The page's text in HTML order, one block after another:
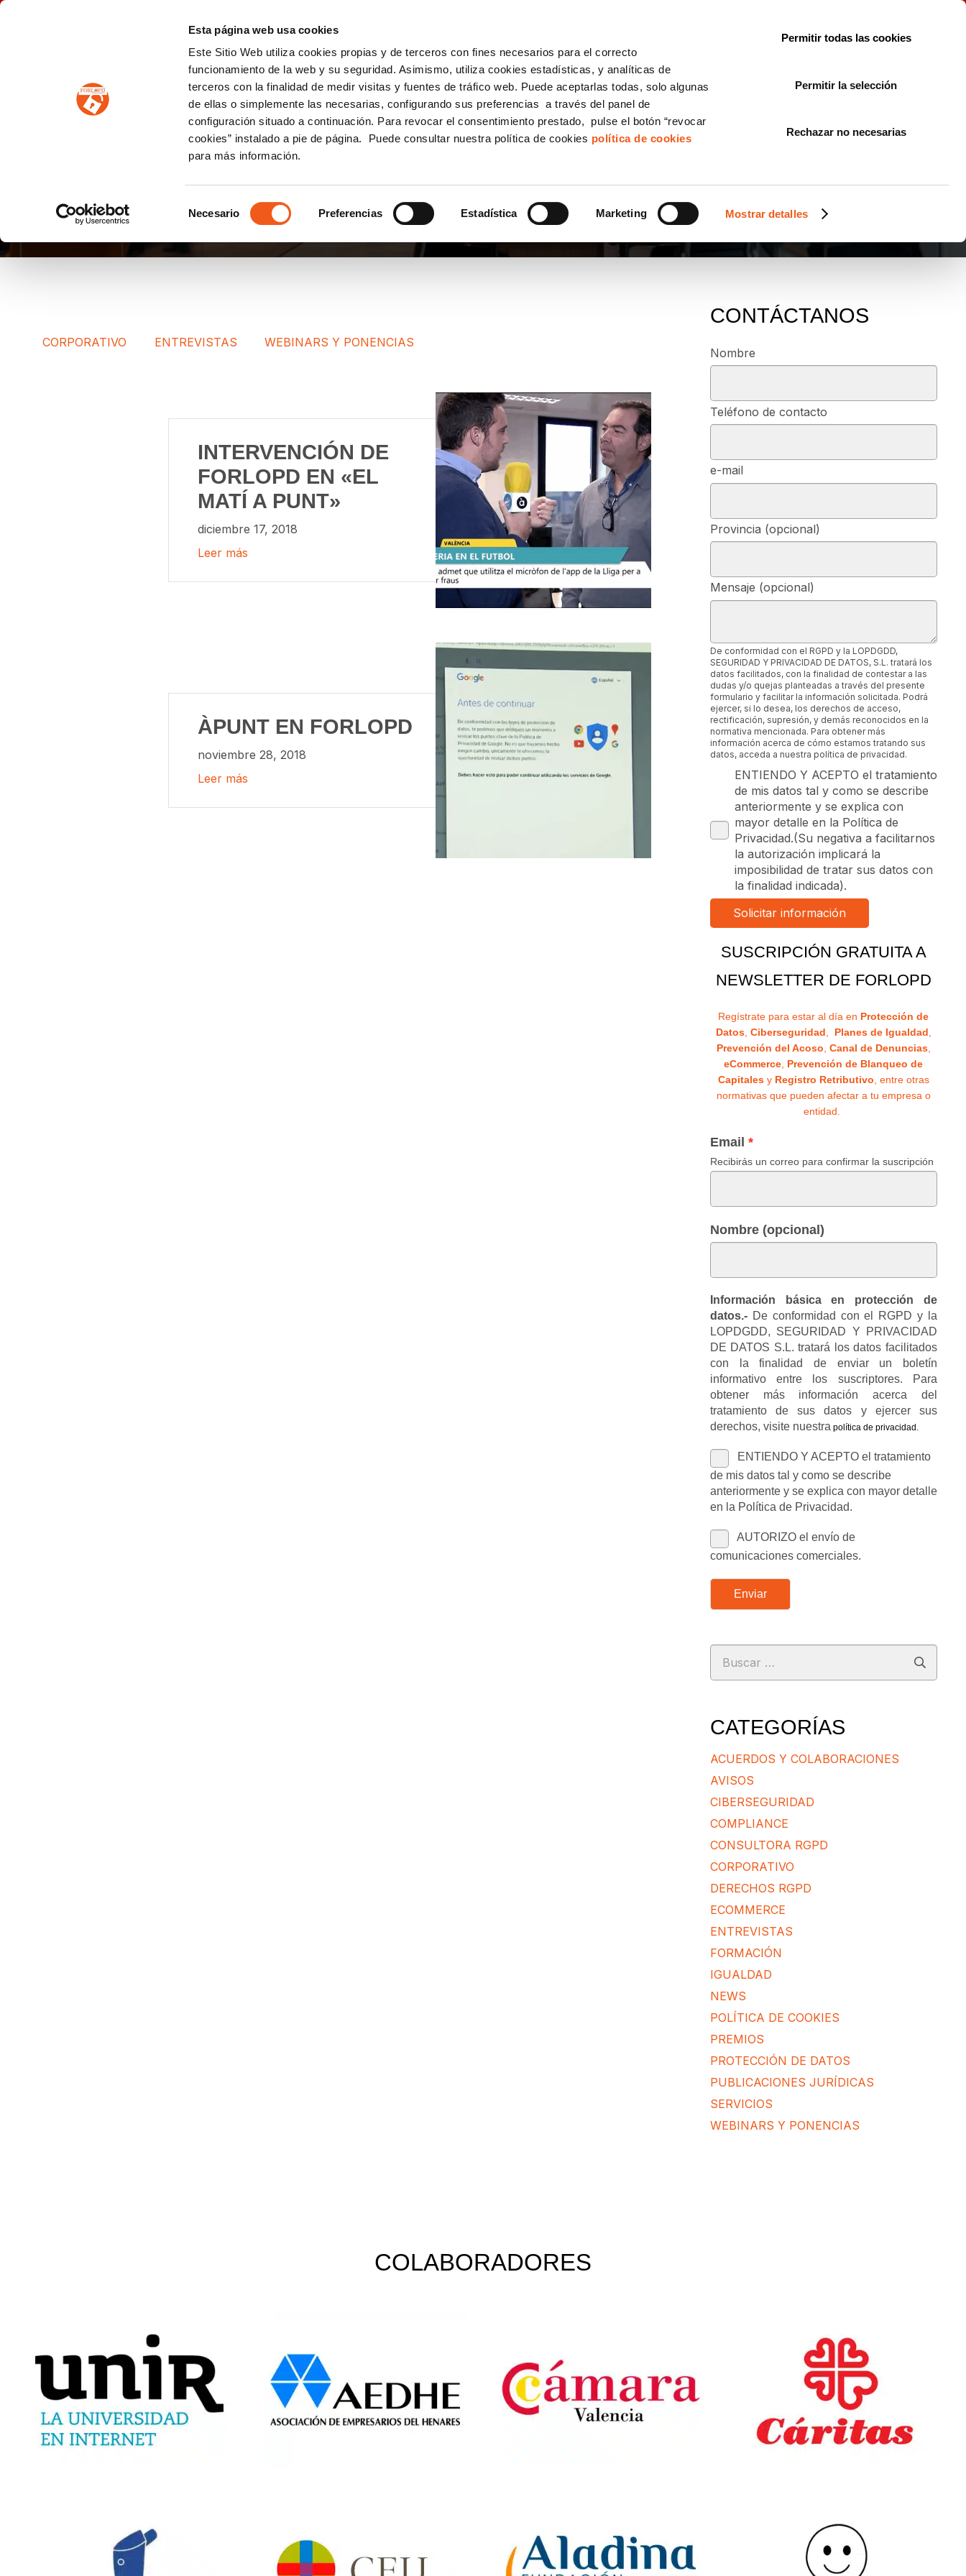
Esta página web usa cookies
Este Sitio Web utiliza cookies propias y de terceros con fines necesarios para el correcto
funcionamiento de la web y su seguridad. Asimismo, utiliza cookies estadísticas, y analíticas de
terceros con la finalidad de medir visitas y fuentes de tráfico web. Puede aceptarlas todas, solo algunas
de ellas o simplemente las necesarias, configurando sus preferencias a través del panel de
configuración situado a continuación. Para revocar el consentimiento prestado, pulse el botón “revocar
cookies” instalado a pie de página. Puede consultar nuestra política de cookies política de cookies
para más información.
de
Necesario Preferencias Estadística Marketing Mostrar detalles
Permitir todas las cookies
Permitir la selección
Rechazar no necesarias
PROTECCION DE DATOS IGUALDAD CONSULTORÍA ECOMMERCE LSSI CANAL DENUNCIAS
ENTREVISTAS
CORPORATIVO ENTREVISTAS WEBINARS Y PONENCIAS
INTERVENCIÓN DE
FORLOPD EN «EL
MATÍ A PUNT»
diciembre 17, 2018
Leer más
ÀPUNT EN FORLOPD
noviembre 28, 2018
Leer más
CONTÁCTANOS
Nombre
Teléfono de contacto
e-mail
Provincia (opcional)
Mensaje (opcional)
De conformidad con el RGPD y la LOPDGDD,
SEGURIDAD Y PRIVACIDAD DE DATOS, S.L. tratará los
datos facilitados, con la finalidad de contestar a las
dudas y/o quejas planteadas a través del presente
formulario y facilitar la información solicitada. Podrá
ejercer, si lo desea, los derechos de acceso,
rectificación, supresión, y demás reconocidos en la
normativa mencionada. Para obtener más
información acerca de cómo estamos tratando sus
datos, acceda a nuestra política de privacidad.
ENTIENDO Y ACEPTO el tratamiento
de mis datos tal y como se describe
anteriormente y se explica con
mayor detalle en la Política de
Privacidad.(Su negativa a facilitarnos
la autorización implicará la
imposibilidad de tratar sus datos con
la finalidad indicada).
SUSCRIPCIÓN GRATUITA A
NEWSLETTER DE FORLOPD
Regístrate para estar al día en Protección de
Datos, Ciberseguridad, Planes de Igualdad,
Prevención del Acoso, Canal de Denuncias,
eCommerce, Prevención de Blanqueo de
Capitalesy Registro Retributivo, entre otras
normativas que pueden afectar a tu empresa o
entidad.
Email
Recibirás un correo para confirmar la suscripción
Nombre (opcional)
Información básica en protección de
datos.-De conformidad con el RGPD y la
LOPDGDD, SEGURIDAD Y PRIVACIDAD
DE DATOS S.L. tratará los datos facilitados
con la finalidad de enviar un boletín
informativo entre los suscriptores. Para
obtener más información acerca del
tratamiento de sus datos y ejercer sus
derechos, visite nuestra política de privacidad .
ENTIENDO Y ACEPTO el tratamiento
de mis datos tal y como se describe
anteriormente y se explica con mayor detalle
en la Política de Privacidad.
AUTORIZO el envío de
comunicaciones comerciales.
Enviar
Buscar:
CATEGORÍAS
ACUERDOS Y COLABORACIONES
AVISOS
CIBERSEGURIDAD
COMPLIANCE
CONSULTORA RGPD
CORPORATIVO
DERECHOS RGPD
ECOMMERCE
ENTREVISTAS
FORMACIÓN
IGUALDAD
NEWS
POLÍTICA DE COOKIES
PREMIOS
PROTECCIÓN DE DATOS
PUBLICACIONES JURÍDICAS
SERVICIOS
WEBINARS Y PONENCIAS
COLABORADORES